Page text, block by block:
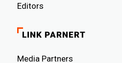
Editors
LINK PARNERT
Media Partners